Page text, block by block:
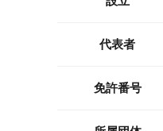
代表者
免許番号